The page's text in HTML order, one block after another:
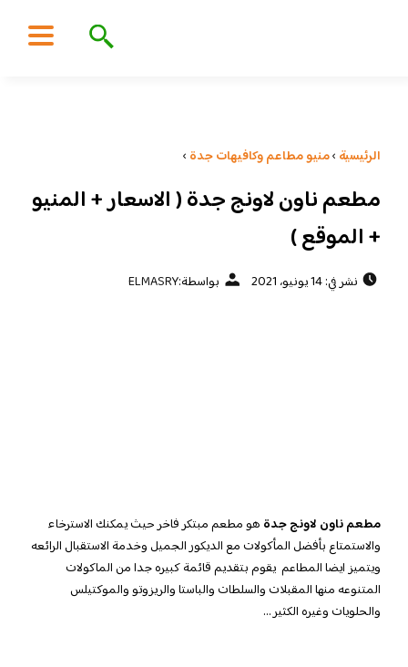
الرئيسية ›منيو مطاعم وكافيهات جدة ›
مطعم ناون لاونج جدة ( الاسعار + المنيو
+ الموقع )
نشر في: 14 يونيو، 2021 بواسطة:ELMASRY
مطعم ناون لاونج جدة هو مطعم مبتكر فاخر حيث يمكنك الاسترخاء
والاستمتاع بأفضل المأكولات مع الديكور الجميل وخدمة الاستقبال الرائعه
ويتميز ايضا المطاعم يقوم بتقديم قائمة كبيره جدا من الماكولات
المتنوعه منها المقبلات والسلطات والباستا والريزوتو والموكتيلس
والحلويات وغيره الكثير …